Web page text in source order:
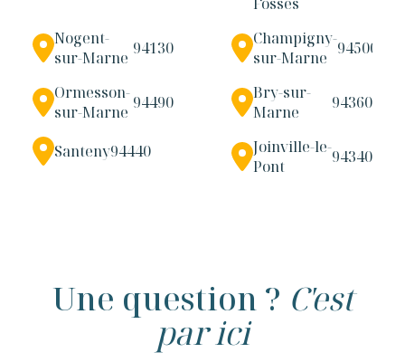
Nogent-
sur-Marne 94130
Champigny-
sur-Marne 94500
Ormesson-
sur-Marne 94490
Bry-sur-
Marne
94360
Santeny94440
Joinville-le-
Pont
94340
Une question ? C'est
par ici